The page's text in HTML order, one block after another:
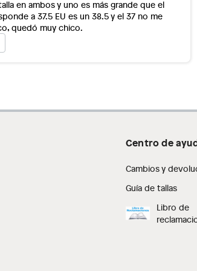
en ambos y uno es más grande que el
38.5 y el 37 no me
quedó muy chico.
Centro de
Cambios y
Guía de tallas
Libro de